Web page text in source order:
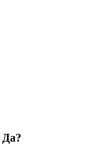
Да?